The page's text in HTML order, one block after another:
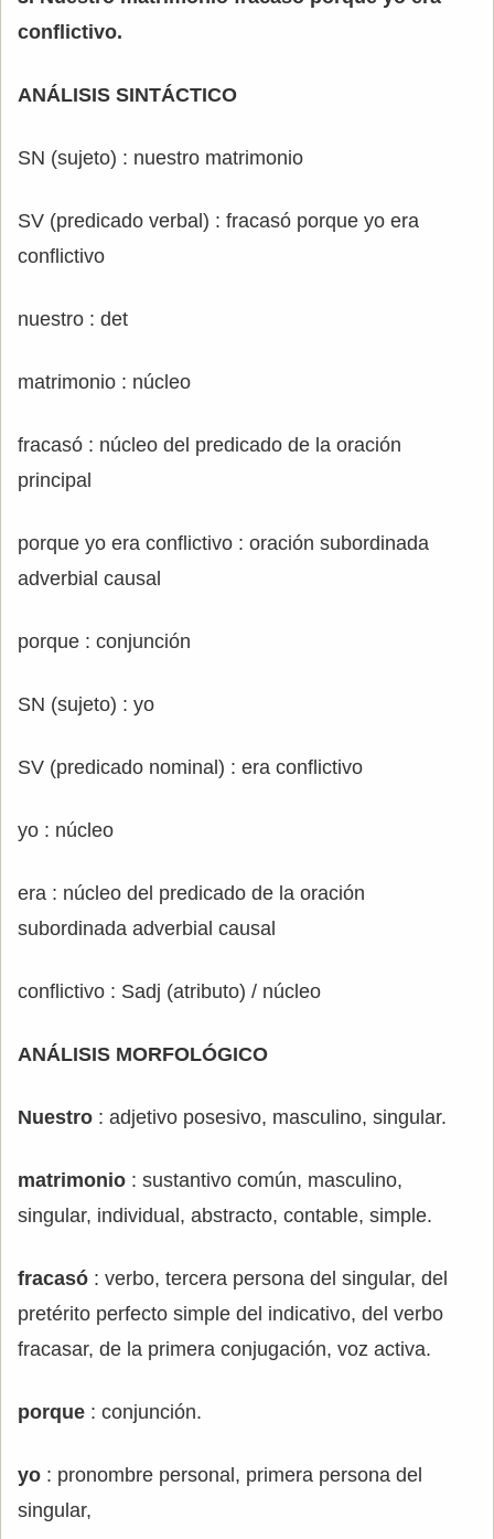
conflictivo.
ANÁLISIS SINTÁCTICO
SN (sujeto) : nuestro matrimonio
SV (predicado verbal) : fracasó porque yo era
conflictivo
nuestro : det
matrimonio : núcleo
fracasó : núcleo del predicado de la oración
principal
porque yo era conflictivo : oración subordinada
adverbial causal
porque : conjunción
SN (sujeto) : yo
SV (predicado nominal) : era conflictivo
yo : núcleo
era : núcleo del predicado de la oración
subordinada adverbial causal
conflictivo : Sadj (atributo) / núcleo
ANÁLISIS MORFOLÓGICO
Nuestro : adjetivo posesivo, masculino, singular.
matrimonio : sustantivo común, masculino,
singular, individual, abstracto, contable, simple.
fracasó : verbo, tercera persona del singular, del
pretérito perfecto simple del indicativo, del verbo
fracasar, de la primera conjugación, voz activa.
porque : conjunción.
yo : pronombre personal, primera persona del
singular,